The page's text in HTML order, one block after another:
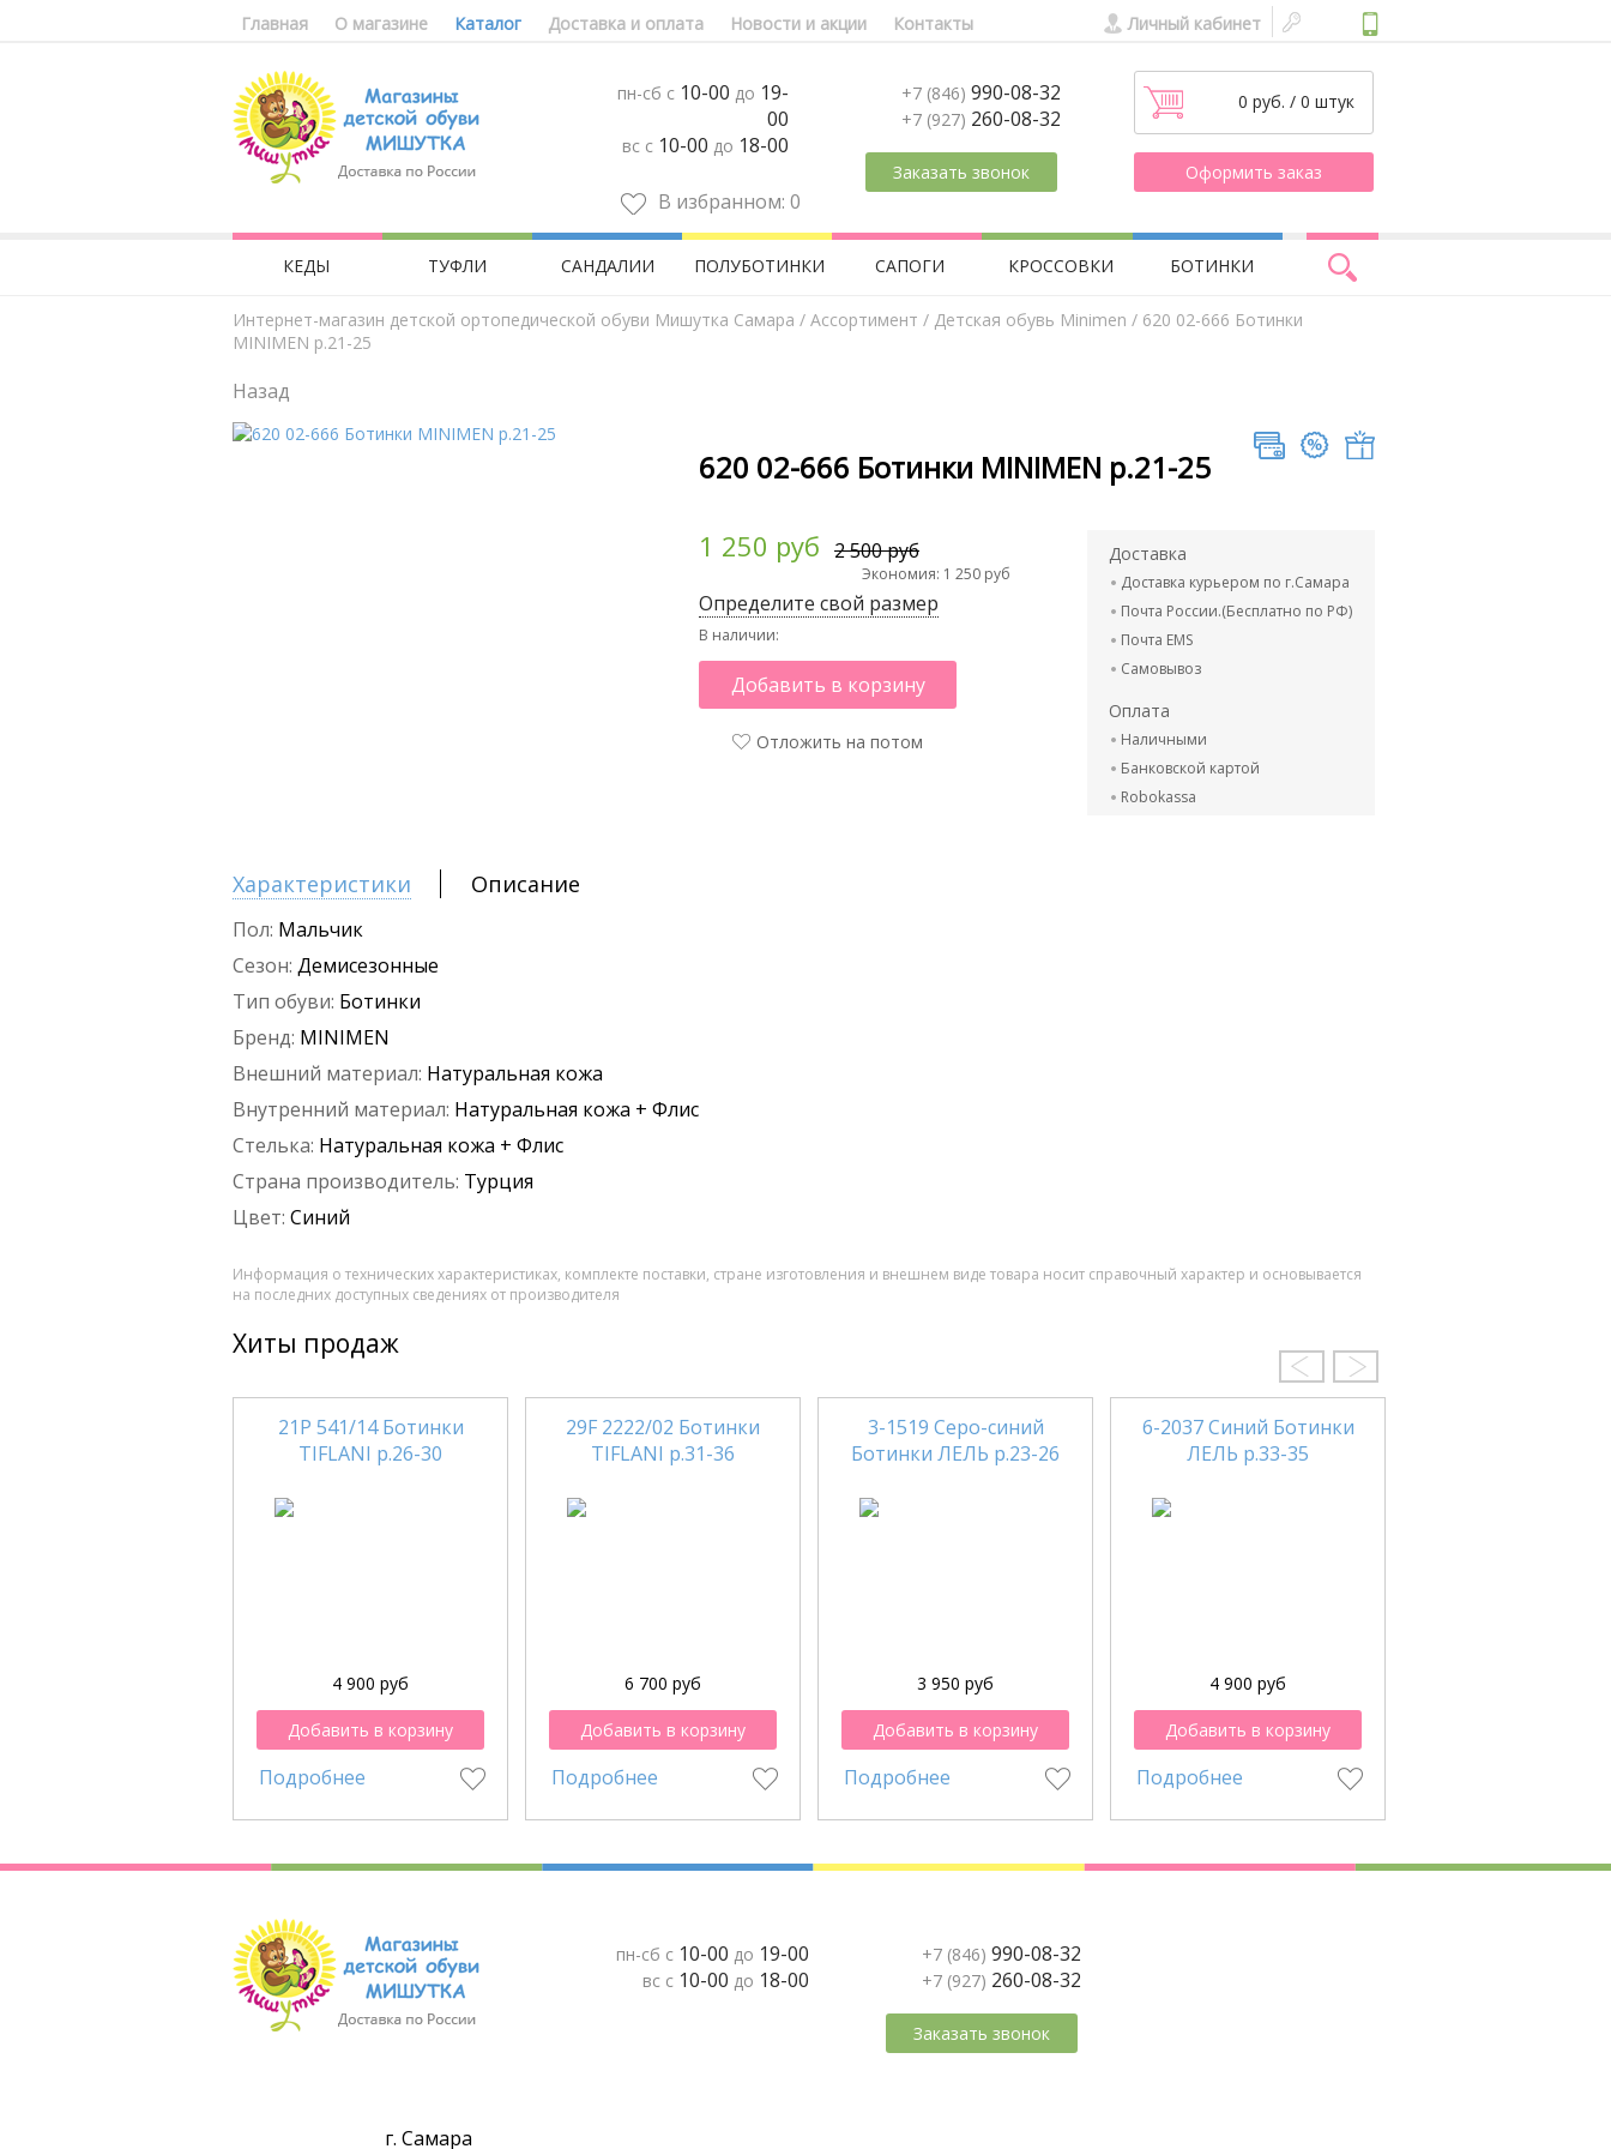
Главная О магазине Каталог Доставка и оплата Новости и акции Контакты Личный кабинет
пн-сб с 10-00 до 19-
00
вс с 10-00 до 18-00
В избранном: 0
+7 (846) 990-08-32
+7 (927) 260-08-32
Заказать звонок
0 руб. / 0 штук
Оформить заказ
КЕДЫ ТУФЛИ САНДАЛИИ ПОЛУБОТИНКИ САПОГИ КРОССОВКИ БОТИНКИ
Интернет-магазин детской ортопедической обуви Мишутка Самара / Aссортимент / Детская обувь Minimen / 620 02-666 Ботинки
MINIMEN р.21-25
Назад
620 02-666 Ботинки MINIMEN р.21-25
1 250 руб 2 500 руб
Экономия: 1 250 руб
Определите свой размер
В наличии:
Добавить в корзину
Отложить на потом
Доставка
Доставка курьером по г.Самара
Почта России.(Бесплатно по РФ)
Почта EMS
Самовывоз
Оплата
Наличными
Банковской картой
Robokassa
Характеристики Описание
Пол: Мальчик
Сезон: Демисезонные
Тип обуви: Ботинки
Бренд: MINIMEN
Внешний материал: Натуральная кожа
Внутренний материал: Натуральная кожа + Флис
Стелька: Натуральная кожа + Флис
Страна производитель: Турция
Цвет: Синий
Информация о технических характеристиках, комплекте поставки, стране изготовления и внешнем виде товара носит справочный характер и основывается
на последних доступных сведениях от производителя
Хиты продаж
21Р 541/14 Ботинки
TIFLANI р.26-30
4 900 руб
Добавить в корзину
Подробнее
29F 2222/02 Ботинки
TIFLANI р.31-36
6 700 руб
Добавить в корзину
Подробнее
3-1519 Серо-синий
Ботинки ЛЕЛЬ р.23-26
3 950 руб
Добавить в корзину
Подробнее
6-2037 Синий Ботинки
ЛЕЛЬ р.33-35
4 900 руб
Добавить в корзину
Подробнее
пн-сб с 10-00 до 19-00
вс с 10-00 до 18-00
+7 (846) 990-08-32
+7 (927) 260-08-32
Заказать звонок
г. Самара